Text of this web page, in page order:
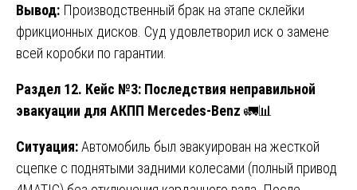
Вывод: Производственный брак на этапе склейки
фрикционных дисков. Суд удовлетворил иск о замене
всей коробки по гарантии.
Раздел 12. Кейс №3: Последствия неправильной
эвакуации для АКПП Mercedes-Benz 🚛📊
Ситуация:Автомобиль был эвакуирован на жесткой
сцепке с поднятыми задними колесами (полный привод